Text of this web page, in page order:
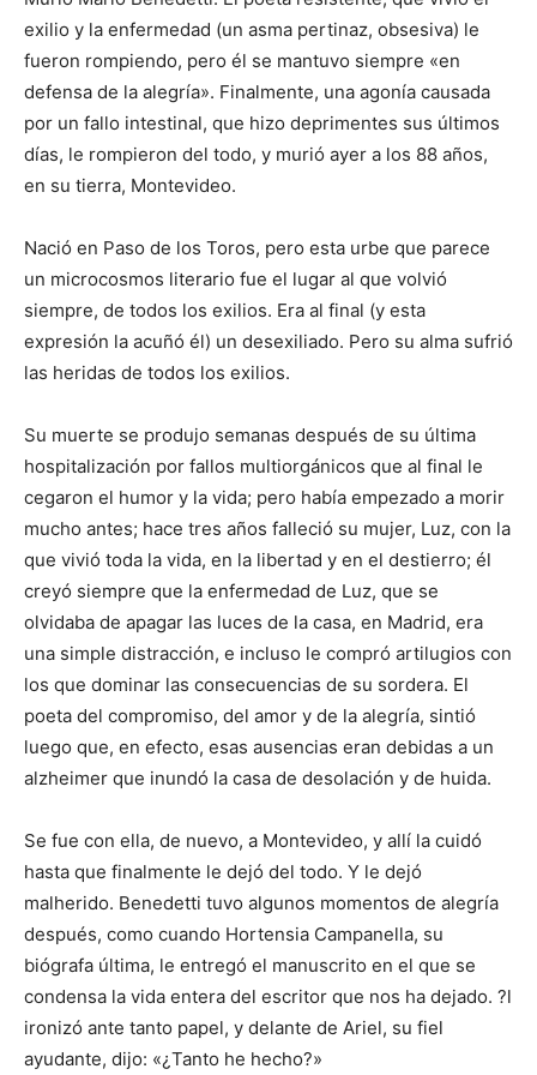
exilio y la enfermedad (un asma pertinaz, obsesiva) le
fueron rompiendo, pero él se mantuvo siempre «en
defensa de la alegría». Finalmente, una agonía causada
por un fallo intestinal, que hizo deprimentes sus últimos
días, le rompieron del todo, y murió ayer a los 88 años,
en su tierra, Montevideo.
Nació en Paso de los Toros, pero esta urbe que parece
un microcosmos literario fue el lugar al que volvió
siempre, de todos los exilios. Era al final (y esta
expresión la acuñó él) un desexiliado. Pero su alma sufrió
las heridas de todos los exilios.
Su muerte se produjo semanas después de su última
hospitalización por fallos multiorgánicos que al final le
cegaron el humor y la vida; pero había empezado a morir
mucho antes; hace tres años falleció su mujer, Luz, con la
que vivió toda la vida, en la libertad y en el destierro; él
creyó siempre que la enfermedad de Luz, que se
olvidaba de apagar las luces de la casa, en Madrid, era
una simple distracción, e incluso le compró artilugios con
los que dominar las consecuencias de su sordera. El
poeta del compromiso, del amor y de la alegría, sintió
luego que, en efecto, esas ausencias eran debidas a un
alzheimer que inundó la casa de desolación y de huida.
Se fue con ella, de nuevo, a Montevideo, y allí la cuidó
hasta que finalmente le dejó del todo. Y le dejó
malherido. Benedetti tuvo algunos momentos de alegría
después, como cuando Hortensia Campanella, su
biógrafa última, le entregó el manuscrito en el que se
condensa la vida entera del escritor que nos ha dejado. ?l
ironizó ante tanto papel, y delante de Ariel, su fiel
ayudante, dijo: «¿Tanto he hecho?»